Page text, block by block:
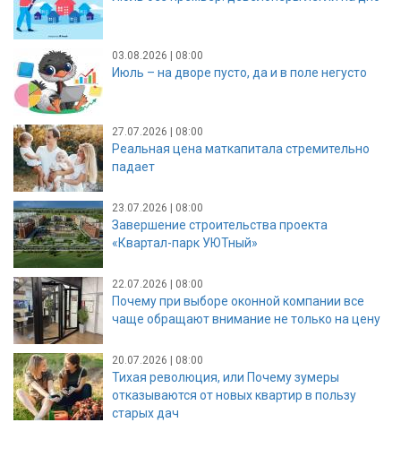
03.08.2026 | 08:00
Июль – на дворе пусто, да и в поле негусто
27.07.2026 | 08:00
Реальная цена маткапитала стремительно
падает
23.07.2026 | 08:00
Завершение строительства проекта
«Квартал-парк УЮТный»
22.07.2026 | 08:00
Почему при выборе оконной компании все
чаще обращают внимание не только на цену
20.07.2026 | 08:00
Тихая революция, или Почему зумеры
отказываются от новых квартир в пользу
старых дач